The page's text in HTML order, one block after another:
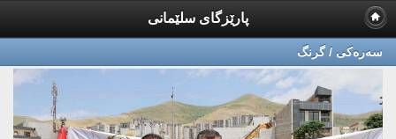
پارێزگای سلێمانی
سه‌ره‌كی / گرنگ